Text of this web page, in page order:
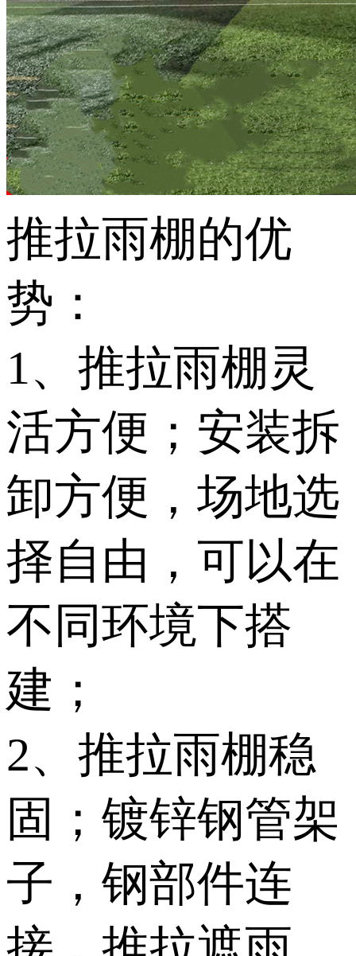
推拉雨棚的优
势：
1、推拉雨棚灵
活方便；安装拆
卸方便，场地选
择自由，可以在
不同环境下搭
建；
2、推拉雨棚稳
固；镀锌钢管架
子，钢部件连